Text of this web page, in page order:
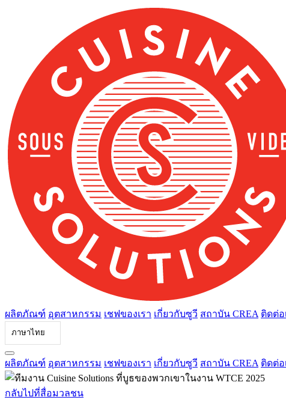
ผลิตภัณฑ์ อุตสาหกรรม เชฟของเรา เกี่ยวกับซูวี สถาบัน CREA ติดต่อ
ภาษาไทย
ผลิตภัณฑ์ อุตสาหกรรม เชฟของเรา เกี่ยวกับซูวี สถาบัน CREA ติดต่อ
กลับไปที่สื่อมวลชน